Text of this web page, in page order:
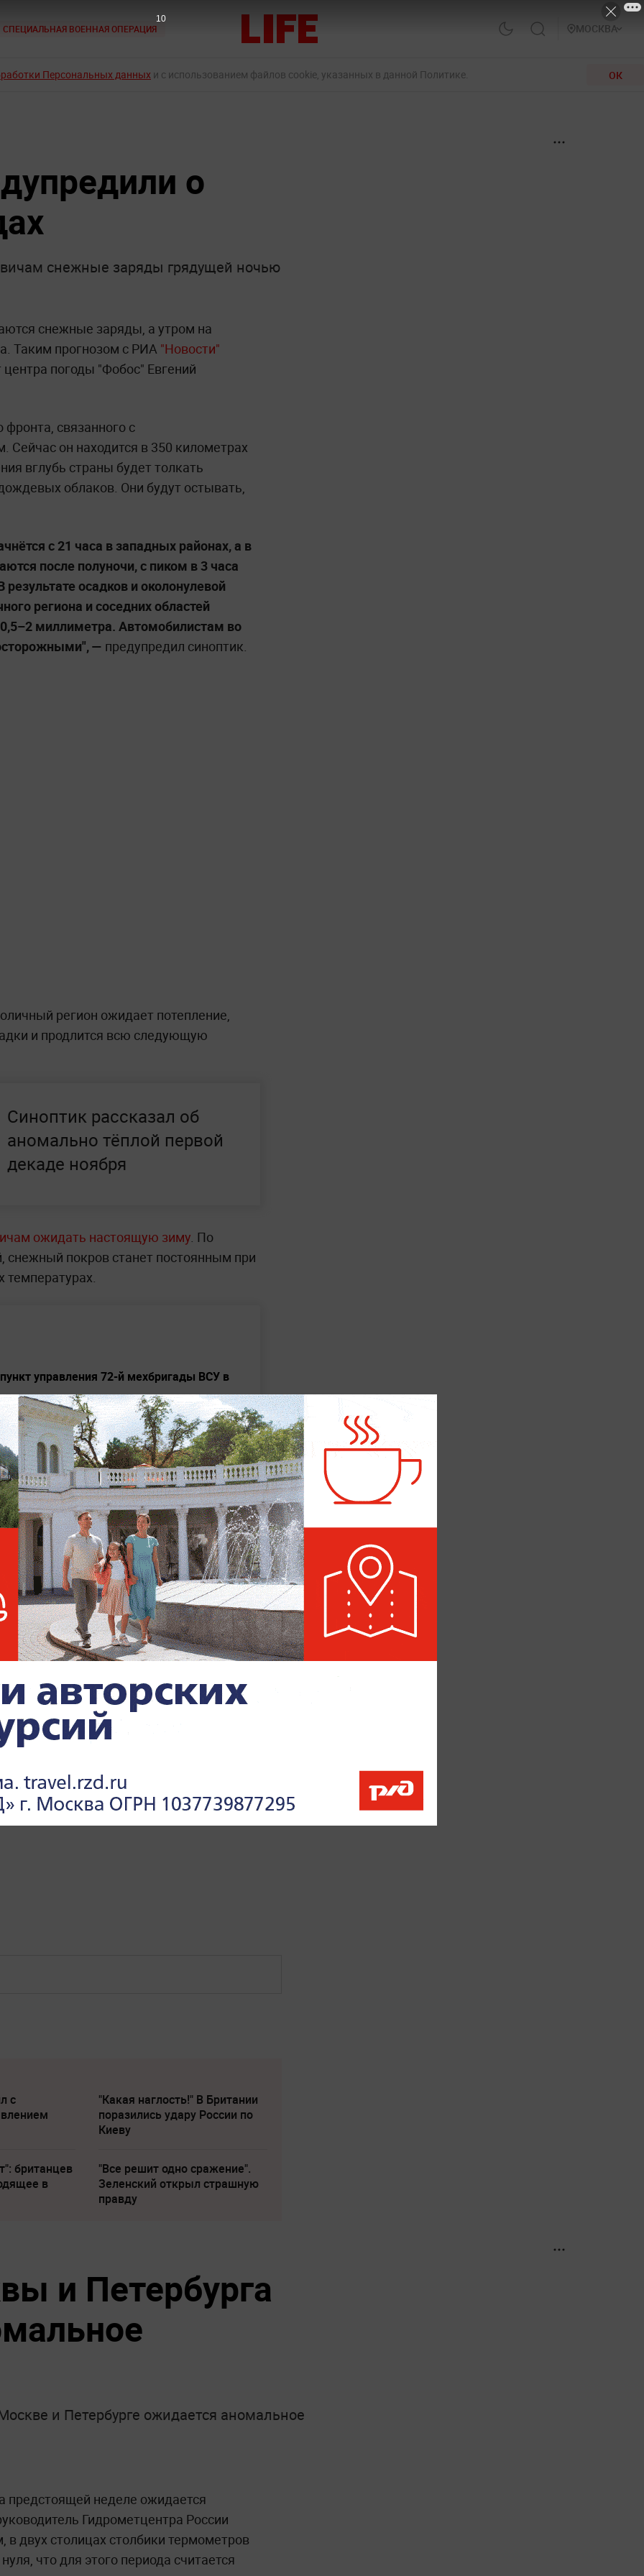
СПЕЦИАЛЬНАЯ ВОЕННАЯ ОПЕРАЦИЯ МОСКВА
Персональных данных и с использованием файлов cookie, указанных в данной Политике. ОК
о
снежные заряды грядущей ночью
снежные заряды, а утром на
Таким прогнозом с РИА "Новости"
погоды "Фобос" Евгений
фронта, связанного с
Сейчас он находится в 350 километрах
вглубь страны будет толкать
облаков. Они будут остывать,
с 21 часа в западных районах, а в
после полуночи, с пиком в 3 часа
осадков и околонулевой
региона и соседних областей
миллиметра. Автомобилистам во
— предупредил синоптик.
регион ожидает потепление,
и продлится всю следующую
Синоптик рассказал об
аномально тёплой первой
декаде ноября
ожидать настоящую зиму. По
снежный покров станет постоянным при
температурах.
управления 72-й мехбригады ВСУ в
до 200 бойцов ВСУ на Купянском
российскими дронами-камикадзе в
Тихонова
с
"Какая наглость!" В Британии
поразились удару России по
Киеву
британцев
в
"Все решит одно сражение".
Зеленский открыл страшную
правду
и Петербурга
и Петербурге ожидается аномальное
предстоящей неделе ожидается
Гидрометцентра России
двух столицах столбики термометров
что для этого периода считается
9